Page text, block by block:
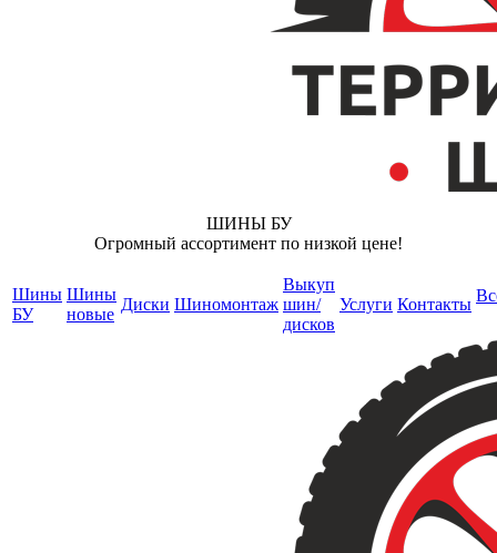
ШИНЫ БУ
Огромный ассортимент по низкой цене!
Шины
БУ
Шины
новые
Диски Шиномонтаж
Выкуп
шин/
дисков
Услуги Контакты